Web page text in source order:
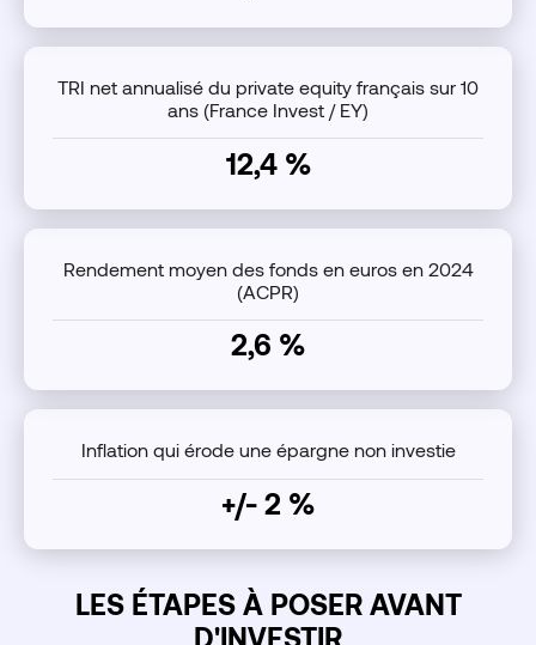
TRI net annualisé du private equity français sur 10
ans (France Invest / EY)
12,4 %
Rendement moyen des fonds en euros en 2024
(ACPR)
2,6 %
Inflation qui érode une épargne non investie
+/- 2 %
LES ÉTAPES À POSER AVANT
D'INVESTIR